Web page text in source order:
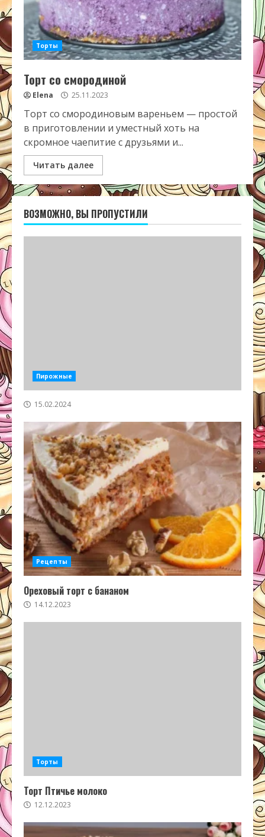
Торты
Торт со смородиной
Elena 25.11.2023
Торт со смородиновым вареньем — простой
в приготовлении и уместный хоть на
скромное чаепитие с друзьями и...
Читать далее
ВОЗМОЖНО, ВЫ ПРОПУСТИЛИ
Пирожные
15.02.2024
Рецепты
Ореховый торт с бананом
14.12.2023
Торты
Торт Птичье молоко
12.12.2023